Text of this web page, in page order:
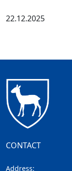
22.12.2025
CONTACT
Address: